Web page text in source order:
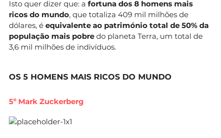
Isto quer dizer que: a fortuna dos 8 homens mais
ricos do mundo, que totaliza 409 mil milhões de
dólares, é equivalente ao património total de 50% da
população mais pobre do planeta Terra, um total de
3,6 mil milhões de indivíduos.
OS 5 HOMENS MAIS RICOS DO MUNDO
5º Mark Zuckerberg